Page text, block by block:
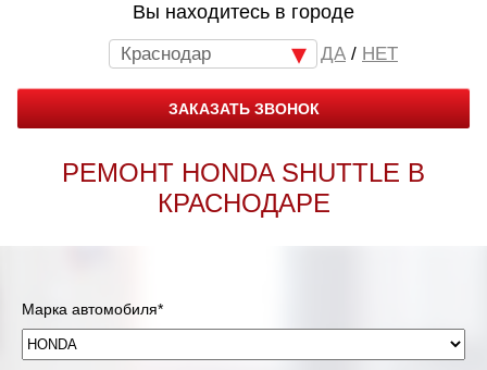
Вы находитесь в городе
Краснодар / НЕТ
ЗАКАЗАТЬ ЗВОНОК
РЕМОНТ HONDA SHUTTLE В
КРАСНОДАРЕ
Марка автомобиля*